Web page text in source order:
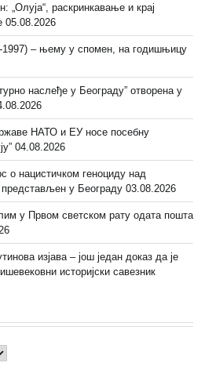
раскринкавање и крај
05.08.2026
– њему у спомен, на годишњицу
наслеђе у Београду” отворена у
НАТО и ЕУ носе посебну
04.08.2026
о нацистичком геноциду над
представљен у Београду 03.08.2026
у Првом светском рату одата пошта
изјава – још један доказ да је
историјски савезник